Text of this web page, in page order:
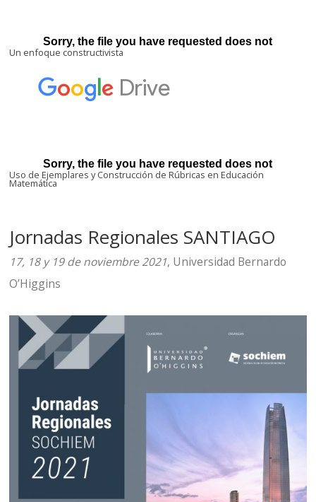
Un enfoque constructivista
Uso de Ejemplares y Construcción de Rúbricas en Educación
Matemática
Jornadas Regionales SANTIAGO
17, 18 y 19 de noviembre 2021, Universidad Bernardo
O’Higgins